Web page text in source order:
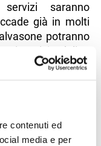
contenuti ed
media e per
saranno
già in molti
potranno
(cedolino
e modello "OBIS
relativi
"Giustizia
di presentare le
di Sostegno" e